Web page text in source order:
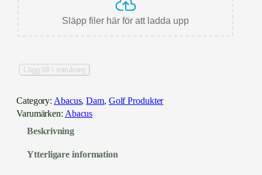
Släpp filer här för att ladda upp
Lägg till i varukorg
Category:Abacus, Dam, Golf Produkter
Varumärken: Abacus
Beskrivning
Ytterligare information